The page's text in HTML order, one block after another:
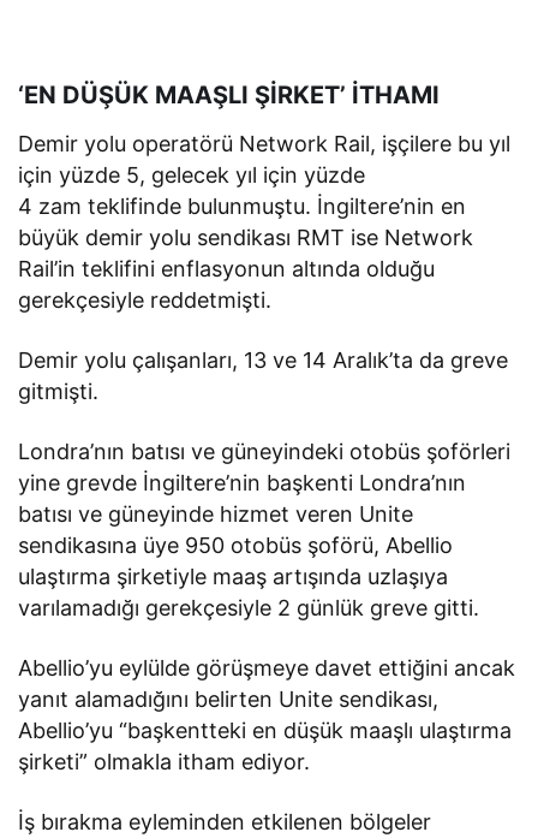
‘EN DÜŞÜK MAAŞLI ŞİRKET’ İTHAMI
Demir yolu operatörü Network Rail, işçilere bu yıl
için yüzde 5, gelecek yıl için yüzde
4 zam teklifinde bulunmuştu. İngiltere’nin en
büyük demir yolu sendikası RMT ise Network
Rail’in teklifini enflasyonun altında olduğu
gerekçesiyle reddetmişti.
Demir yolu çalışanları, 13 ve 14 Aralık’ta da greve
gitmişti.
Londra’nın batısı ve güneyindeki otobüs şoförleri
yine grevde İngiltere’nin başkenti Londra’nın
batısı ve güneyinde hizmet veren Unite
sendikasına üye 950 otobüs şoförü, Abellio
ulaştırma şirketiyle maaş artışında uzlaşıya
varılamadığı gerekçesiyle 2 günlük greve gitti.
Abellio’yu eylülde görüşmeye davet ettiğini ancak
yanıt alamadığını belirten Unite sendikası,
Abellio’yu “başkentteki en düşük maaşlı ulaştırma
şirketi” olmakla itham ediyor.
İş bırakma eyleminden etkilenen bölgeler